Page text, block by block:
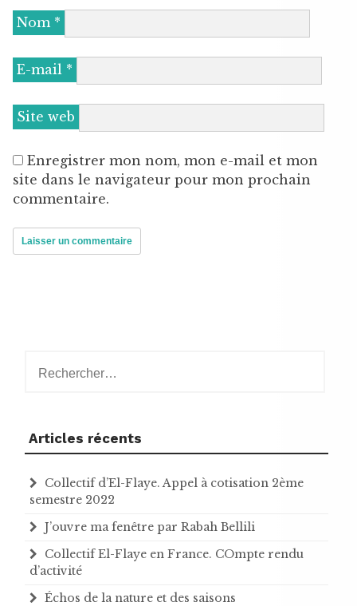
Nom *
E-mail *
Site web
Enregistrer mon nom, mon e-mail et mon
site dans le navigateur pour mon prochain
commentaire.
Articles récents
Collectif d’El-Flaye. Appel à cotisation 2ème
semestre 2022
J’ouvre ma fenêtre par Rabah Bellili
Collectif El-Flaye en France. COmpte rendu
d’activité
Échos de la nature et des saisons